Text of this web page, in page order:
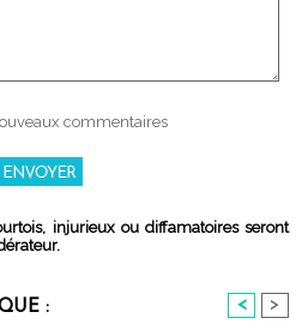
commentaires
injurieux ou diffamatoires seront
: < >